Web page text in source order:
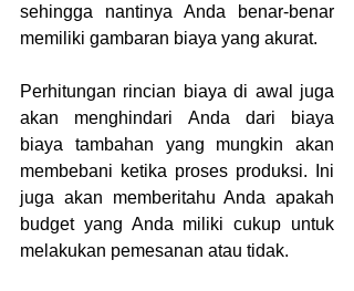
sehingga nantinya Anda benar-benar
memiliki gambaran biaya yang akurat.
Perhitungan rincian biaya di awal juga
akan menghindari Anda dari biaya
biaya tambahan yang mungkin akan
membebani ketika proses produksi. Ini
juga akan memberitahu Anda apakah
budget yang Anda miliki cukup untuk
melakukan pemesanan atau tidak.